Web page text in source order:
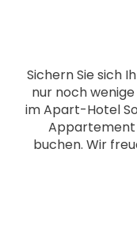
Sichern Sie sich
nur noch
im Apart-Hotel
Appartement
buchen. Wir